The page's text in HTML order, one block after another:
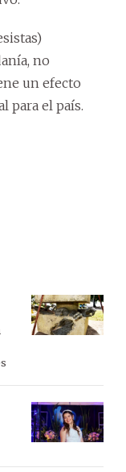
no
un efecto
para el país.